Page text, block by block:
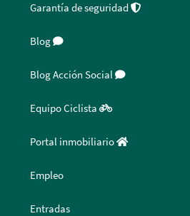
Garantía de seguridad
Blog
Blog Acción Social
Equipo Ciclista
Portal inmobiliario
Empleo
Entradas